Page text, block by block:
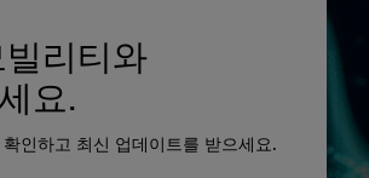
리티와
요.
인하고 최신 업데이트를 받으세요.